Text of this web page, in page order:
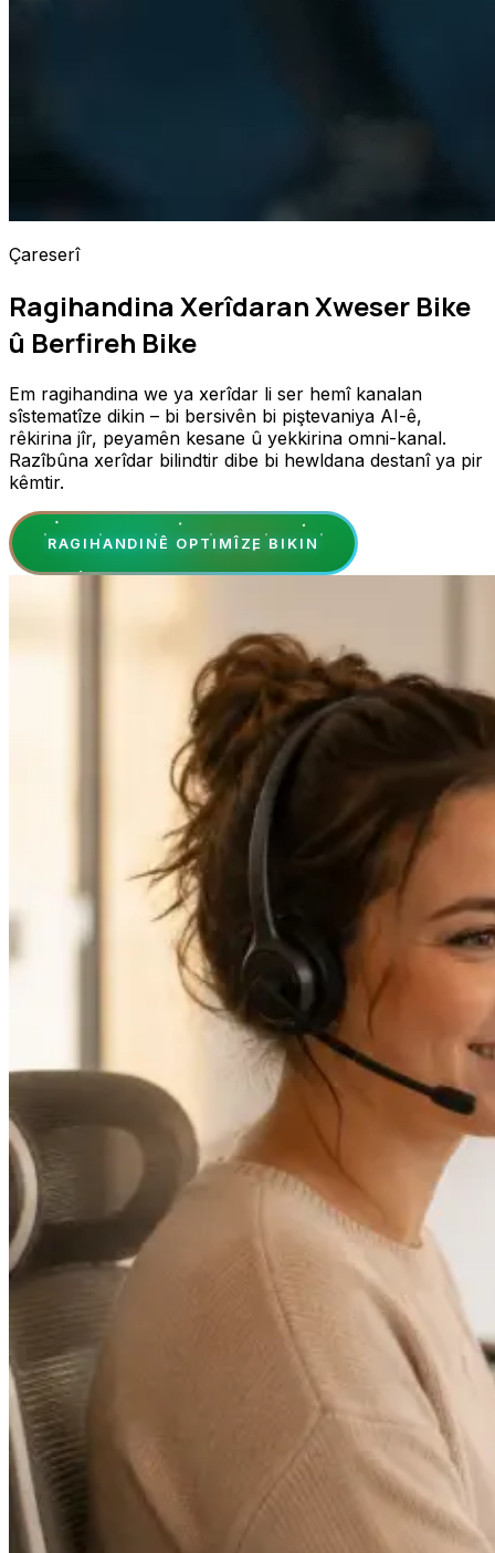
Çareserî
Ragihandina Xerîdaran Xweser Bike
û Berfireh Bike
Em ragihandina we ya xerîdar li ser hemî kanalan
sîstematîze dikin – bi bersivên bi piştevaniya AI-ê,
rêkirina jîr, peyamên kesane û yekkirina omni-kanal.
Razîbûna xerîdar bilindtir dibe bi hewldana destanî ya pir
kêmtir.
RAGIHANDINÊ OPTIMÎZE BIKIN